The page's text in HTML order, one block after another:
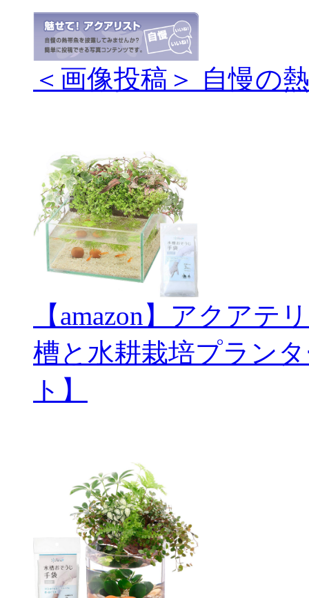
＜画像投稿＞ 自慢の
【amazon】アクアテ
槽と水耕栽培プラン
ト】